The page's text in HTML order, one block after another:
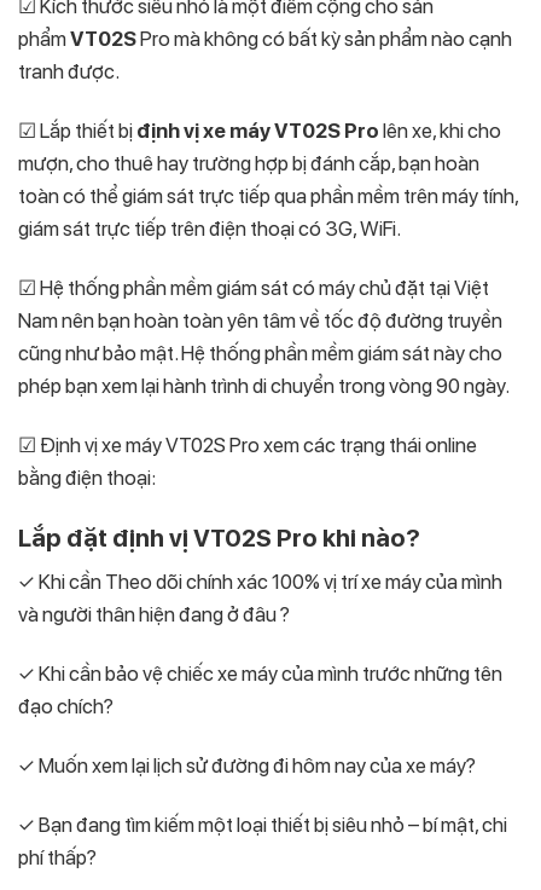
☑ Kích thước siêu nhỏ là một điểm cộng cho sản
phẩmVT02SPro mà không có bất kỳ sản phẩm nào cạnh
tranh được.
☑ Lắp thiết bị định vị xe máy VT02S Pro lên xe, khi cho
mượn, cho thuê hay trường hợp bị đánh cắp, bạn hoàn
toàn có thể giám sát trực tiếp qua phần mềm trên máy tính,
giám sát trực tiếp trên điện thoại có 3G, WiFi.
☑ Hệ thống phần mềm giám sát có máy chủ đặt tại Việt
Nam nên bạn hoàn toàn yên tâm về tốc độ đường truyền
cũng như bảo mật. Hệ thống phần mềm giám sát này cho
phép bạn xem lại hành trình di chuyển trong vòng 90 ngày.
☑ Định vị xe máy VT02S Pro xem các trạng thái online
bằng điện thoại:
Lắp đặt định vị VT02S Pro khi nào?
✓ Khi cần Theo dõi chính xác 100% vị trí xe máy của mình
và người thân hiện đang ở đâu ?
✓ Khi cần bảo vệ chiếc xe máy của mình trước những tên
đạo chích?
✓ Muốn xem lại lịch sử đường đi hôm nay của xe máy?
✓ Bạn đang tìm kiếm một loại thiết bị siêu nhỏ – bí mật, chi
phí thấp?